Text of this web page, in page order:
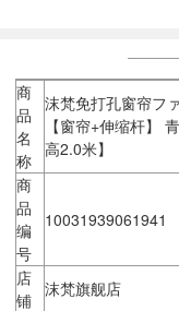
商
品
名
称
沫梵免打孔窗帘フ
【窗帘+伸缩杆】
高2.0米】
商
品
编
号
10031939061941
店
铺
沫梵旗舰店